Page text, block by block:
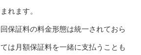
れます。
保証料の料金形態は統一されておら
は月額保証料を一緒に支払うことも